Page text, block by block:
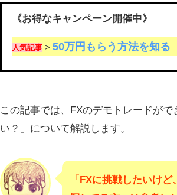
《お得なキャンペーン開催中》
人気記事 ＞ 50万円もらう方法を知る
この記事では、FXのデモトレードが
い？」について解説します。
「FXに挑戦したいけ